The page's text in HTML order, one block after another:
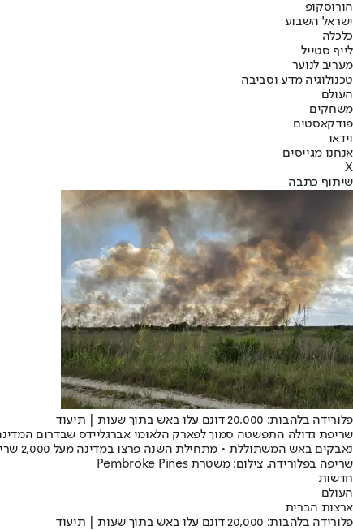
הורוסקופ
ישראל השבוע
כלכלה
לייף סטייל
מעריב לנוער
טכנולוגיה מדע וסביבה
העולם
משחקים
פודקאסטים
וידאו
אנחנו מגייסים
X
שיתוף כתבה
פלורידה בלהבות: 20,000 דונם עלו באש בתוך שעות | תיעוד
נאבקים באש המשתוללת • מתחילת השנה פרצו במדינה מעל 2,000 שריפות
שריפה בפלורידה. צילום: משטרת Pembroke Pines
חדשות
העולם
ארצות הברית
פלורידה בלהבות: 20,000 דונם עלו באש בתוך שעות | תיעוד